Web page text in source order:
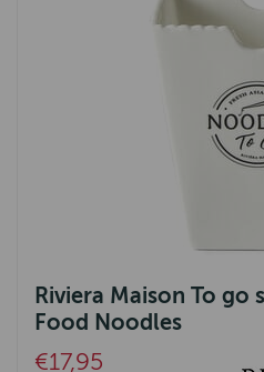
Riviera Maison To go
Food Noodles
€17,95